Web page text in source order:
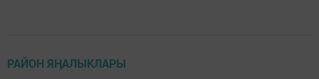
РАЙОН ЯҢАЛЫКЛАРЫ